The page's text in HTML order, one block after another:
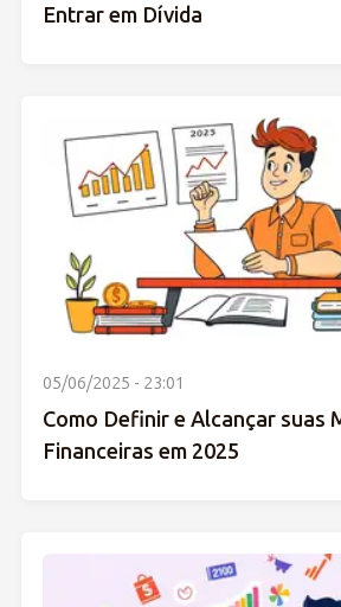
Entrar em Dívida
05/06/2025 - 23:01
Como Definir e Alcançar suas
Financeiras em 2025